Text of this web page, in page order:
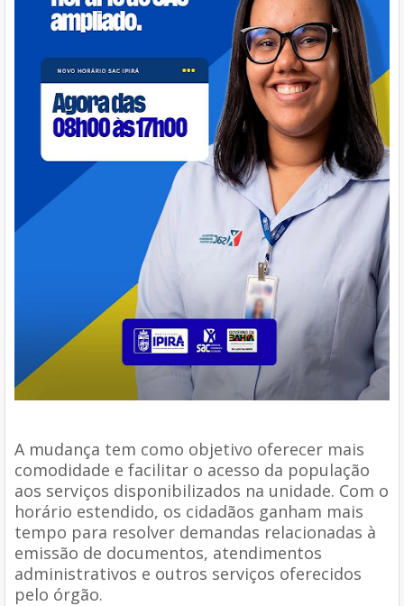
A mudança tem como objetivo oferecer mais
comodidade e facilitar o acesso da população
aos serviços disponibilizados na unidade. Com o
horário estendido, os cidadãos ganham mais
tempo para resolver demandas relacionadas à
emissão de documentos, atendimentos
administrativos e outros serviços oferecidos
pelo órgão.